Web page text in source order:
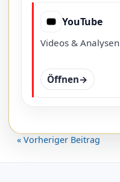
YouTube
Videos & Analysen
Öffnen
« Vorheriger Beitrag